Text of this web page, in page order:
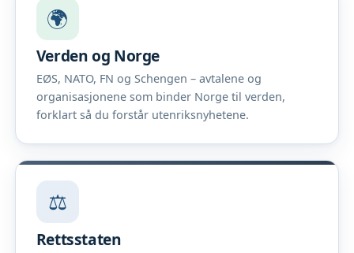
🌍
Verden og Norge
EØS, NATO, FN og Schengen – avtalene og
organisasjonene som binder Norge til verden,
forklart så du forstår utenriksnyhetene.
⚖️
Rettsstaten